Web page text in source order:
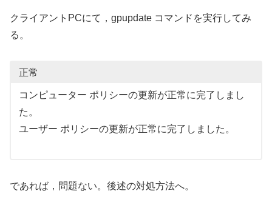
クライアントPCにて，gpupdate コマンドを実行してみ
る。
正常
コンピューター ポリシーの更新が正常に完了しまし
た。
ユーザー ポリシーの更新が正常に完了しました。
であれば，問題ない。後述の対処方法へ。